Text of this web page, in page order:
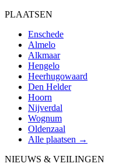
PLAATSEN
Enschede
Almelo
Alkmaar
Hengelo
Heerhugowaard
Den Helder
Hoorn
Nijverdal
Wognum
Oldenzaal
Alle plaatsen →
NIEUWS & VEILINGEN